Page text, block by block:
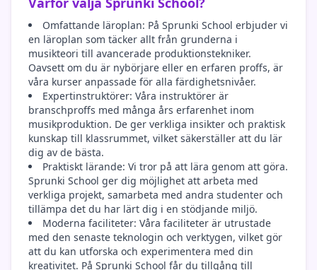
Omfattande läroplan: På Sprunki School erbjuder vi
en läroplan som täcker allt från grunderna i
musikteori till avancerade produktionstekniker.
Oavsett om du är nybörjare eller en erfaren proffs, är
våra kurser anpassade för alla färdighetsnivåer.
Expertinstruktörer: Våra instruktörer är
branschproffs med många års erfarenhet inom
musikproduktion. De ger verkliga insikter och praktisk
kunskap till klassrummet, vilket säkerställer att du lär
dig av de bästa.
Praktiskt lärande: Vi tror på att lära genom att göra.
Sprunki School ger dig möjlighet att arbeta med
verkliga projekt, samarbeta med andra studenter och
tillämpa det du har lärt dig i en stödjande miljö.
Moderna faciliteter: Våra faciliteter är utrustade
med den senaste teknologin och verktygen, vilket gör
att du kan utforska och experimentera med din
kreativitet. På Sprunki School får du tillgång till